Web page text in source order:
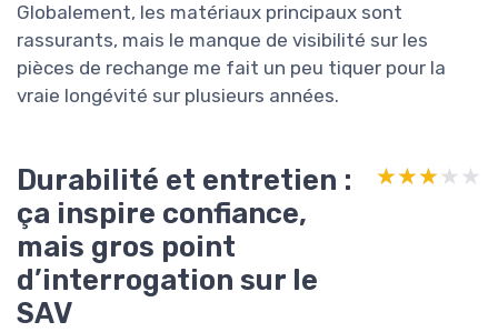
Globalement, les matériaux principaux sont
rassurants, mais le manque de visibilité sur les
pièces de rechange me fait un peu tiquer pour la
vraie longévité sur plusieurs années.
Durabilité et entretien :
ça inspire confiance,
mais gros point
d’interrogation sur le
SAV
★★★★★
★★★★★